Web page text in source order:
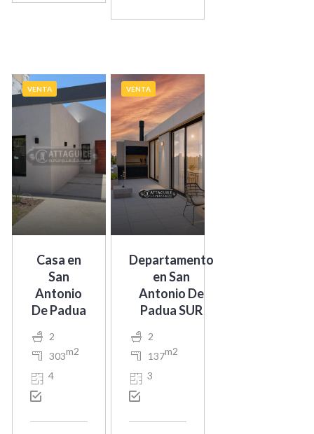
VENTA
Casa en
San
Antonio
De Padua
2
303m2
4
VENTA
Departamento
en San
Antonio De
Padua SUR
2
137m2
3